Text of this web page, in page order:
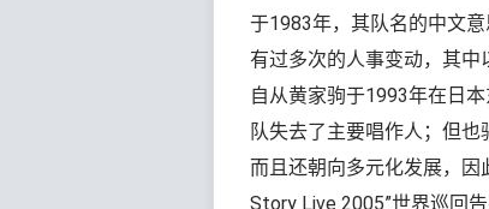
于1983年，其队名的中文
有过多次的人事变动，其中
自从黄家驹于1993年在日
队失去了主要唱作人；但也
而且还朝向多元化发展，因
Story Live 2005”世界巡回